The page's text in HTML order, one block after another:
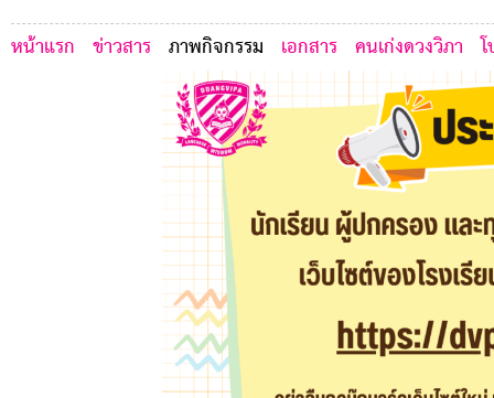
หน้าแรก ข่าวสาร ภาพกิจกรรม เอกสาร คนเก่งดวงวิภา